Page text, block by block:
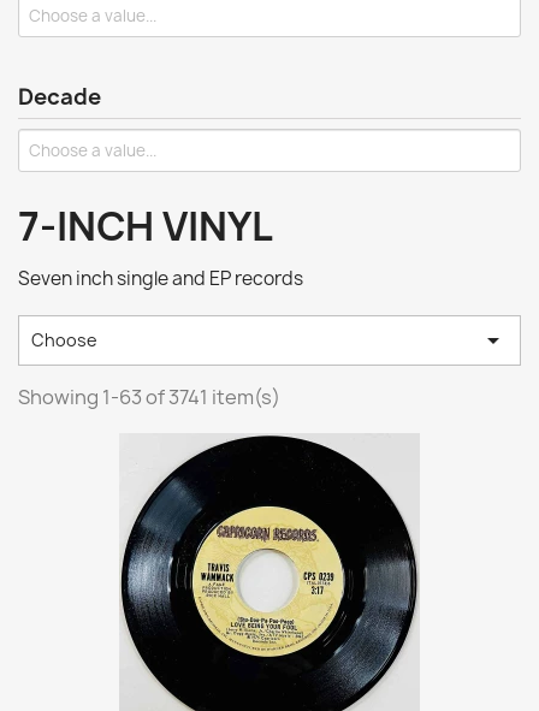
Decade
7-INCH VINYL
Seven inch single and EP records
Choose 
Showing 1-63 of 3741 item(s)